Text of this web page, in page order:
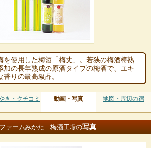
を使用した梅酒「梅丈」。若狭の梅酒樽熟
加の長年熟成の原酒タイプの梅酒で、エキ
りの最高級品。
き・クチコミ 動画・写真 地図・周辺の宿
ァームみかた 梅酒工場の写真